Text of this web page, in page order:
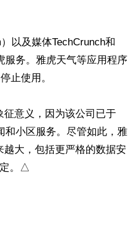
以及媒体TechCrunch和
服务。雅虎天气等应用程序
止使用。
征意义，因为该公司已于
和小区服务。尽管如此，雅
大，包括更严格的数据安
定。△